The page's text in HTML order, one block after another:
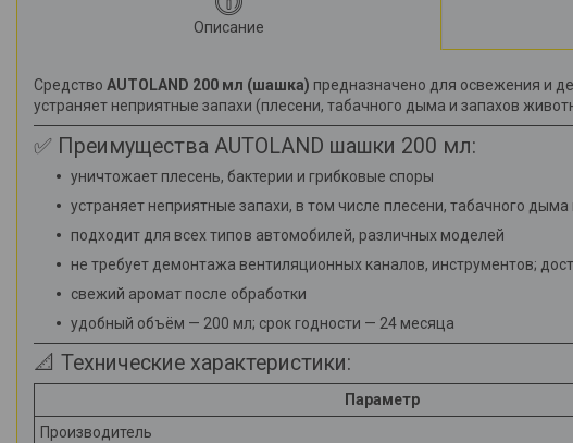
Описание
Средство AUTOLAND 200 мл (шашка) предназначено для освежения и
устраняет неприятные запахи (плесени, табачного дыма и запахов
✅ Преимущества AUTOLAND шашки 200 мл:
уничтожает плесень, бактерии и грибковые споры
устраняет неприятные запахи, в том числе плесени, табачного
подходит для всех типов автомобилей, различных моделей
не требует демонтажа вентиляционных каналов, инструментов;
свежий аромат после обработки
удобный объём — 200 мл; срок годности — 24 месяца
📐 Технические характеристики:
Параметр
Производитель